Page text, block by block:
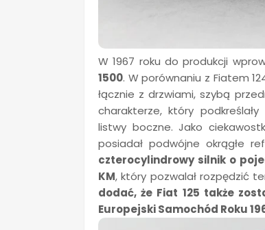
W 1967 roku do produkcji
1500. W porównaniu z Fiatem
łącznie z drzwiami, szybą
charakterze, który
listwy boczne. Jako
posiadał podwójne okrągłe
czterocylindrowy silnik o
KM, który pozwalał rozpędzić
dodać, że Fiat 125 także
Europejski Samochód Roku